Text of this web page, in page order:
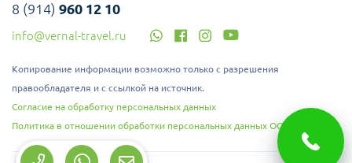
8 (914) 960 12 10
info@vernal-travel.ru
Копирование информации возможно только с разрешения
правообладателя и с ссылкой на источник.
Согласие на обработку персональных данных
Политика в отношении обработки персональных данных ООО "Верналь"